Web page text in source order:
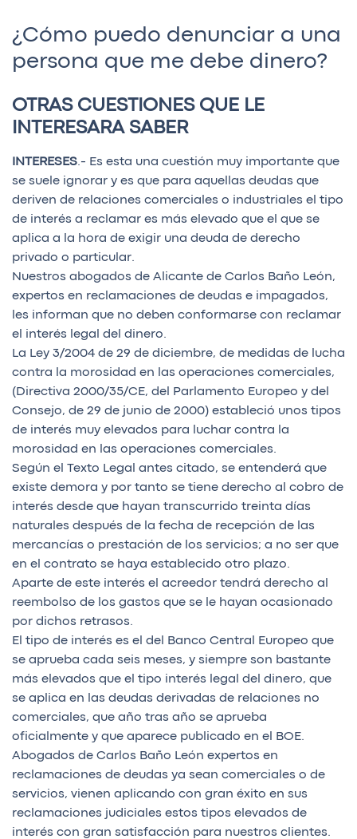
¿Cómo puedo denunciar a una
persona que me debe dinero?
OTRAS CUESTIONES QUE LE
INTERESARA SABER
INTERESES.- Es esta una cuestión muy importante que
se suele ignorar y es que para aquellas deudas que
deriven de relaciones comerciales o industriales el tipo
de interés a reclamar es más elevado que el que se
aplica a la hora de exigir una deuda de derecho
privado o particular.
Nuestros abogados de Alicante de Carlos Baño León,
expertos en reclamaciones de deudas e impagados,
les informan que no deben conformarse con reclamar
el interés legal del dinero.
La Ley 3/2004 de 29 de diciembre, de medidas de lucha
contra la morosidad en las operaciones comerciales,
(Directiva 2000/35/CE, del Parlamento Europeo y del
Consejo, de 29 de junio de 2000) estableció unos tipos
de interés muy elevados para luchar contra la
morosidad en las operaciones comerciales.
Según el Texto Legal antes citado, se entenderá que
existe demora y por tanto se tiene derecho al cobro de
interés desde que hayan transcurrido treinta días
naturales después de la fecha de recepción de las
mercancías o prestación de los servicios; a no ser que
en el contrato se haya establecido otro plazo.
Aparte de este interés el acreedor tendrá derecho al
reembolso de los gastos que se le hayan ocasionado
por dichos retrasos.
El tipo de interés es el del Banco Central Europeo que
se aprueba cada seis meses, y siempre son bastante
más elevados que el tipo interés legal del dinero, que
se aplica en las deudas derivadas de relaciones no
comerciales, que año tras año se aprueba
oficialmente y que aparece publicado en el BOE.
Abogados de Carlos Baño León expertos en
reclamaciones de deudas ya sean comerciales o de
servicios, vienen aplicando con gran éxito en sus
reclamaciones judiciales estos tipos elevados de
interés con gran satisfacción para nuestros clientes.